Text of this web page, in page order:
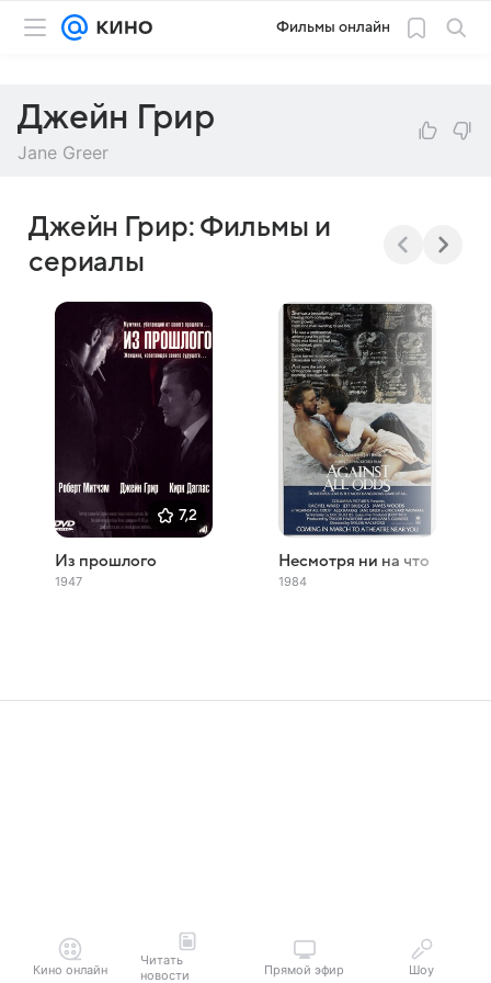
Фильмы онлайн
Джейн Грир
Jane Greer
Джейн Грир: Фильмы и
сериалы
7,2
Из прошлого
1947
Несмотря ни на что
1984
Кино онлайн
Читать
новости
Прямой эфир Шоу